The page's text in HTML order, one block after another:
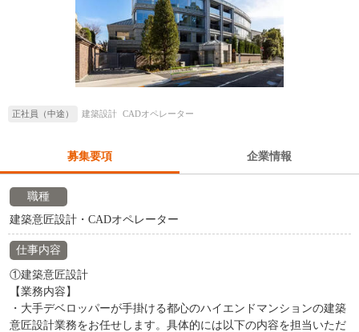
正社員（中途） 建築設計 CADオペレーター
募集要項 企業情報
職種
建築意匠設計・CADオペレーター
仕事内容
①建築意匠設計
【業務内容】
・大手デベロッパーが手掛ける都心のハイエンドマンションの建築
意匠設計業務をお任せします。具体的には以下の内容を担当いただ